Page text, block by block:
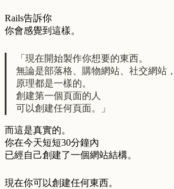
Rails告訴你
你會感覺到這樣。
「現在開始製作你想要的東西。
無論是部落格、購物網站、社交網站，
原理都是一樣的。
創建第一個頁面的人
可以創建任何頁面。」
而這是真實的。
你在今天短短30分鐘內
已經自己創建了一個網站結構。
現在你可以創建任何東西。